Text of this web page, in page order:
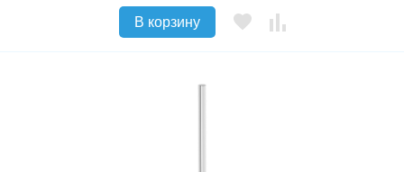
В корзину